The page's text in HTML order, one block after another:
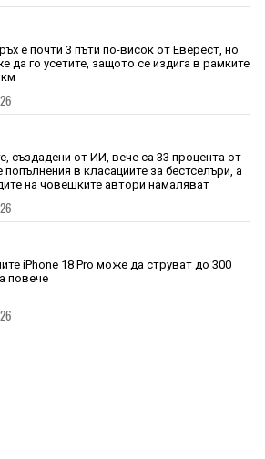
е почти 3 пъти по-висок от Еверест, но
да го усетите, защото се издига в рамките
създадени от ИИ, вече са 33 процента от
попълнения в класациите за бестселъри, а
на човешките автори намаляват
iPhone 18 Pro може да струват до 300
повече